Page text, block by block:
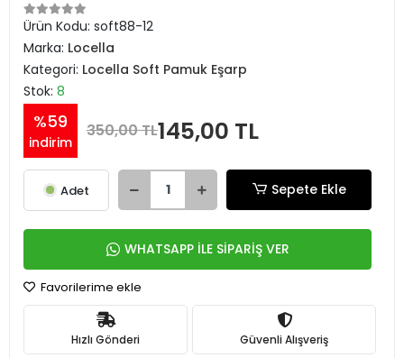
Ürün Kodu: soft88-12
Marka: Locella
Kategori: Locella Soft Pamuk Eşarp
Stok: 8
%59
indirim
350,00 TL145,00 TL
Adet Sepete Ekle
WHATSAPP İLE SİPARİŞ VER
Favorilerime ekle
Hızlı Gönderi Güvenli Alışveriş